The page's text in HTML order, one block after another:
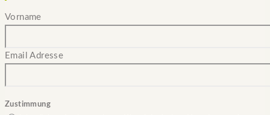
Vorname
Email Adresse
Zustimmung